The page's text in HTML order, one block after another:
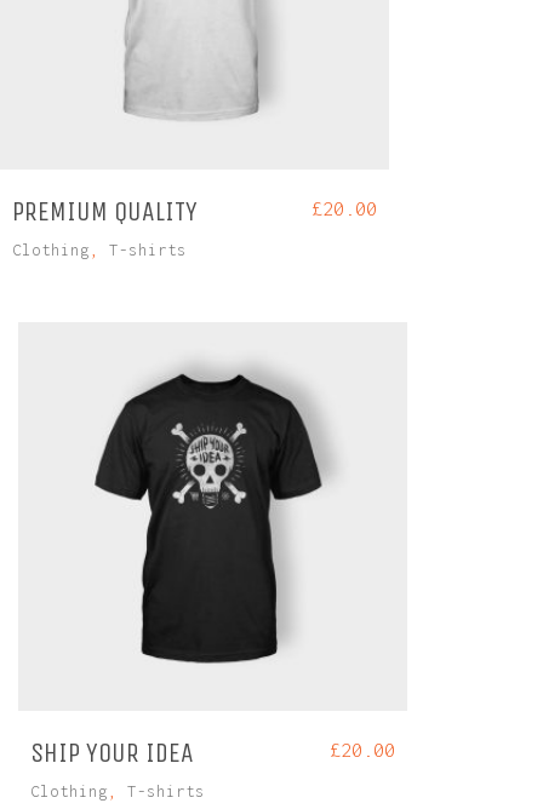
PREMIUM QUALITY
Clothing T-shirts
£20.00
SHIP YOUR IDEA
Clothing T-shirts
£20.00